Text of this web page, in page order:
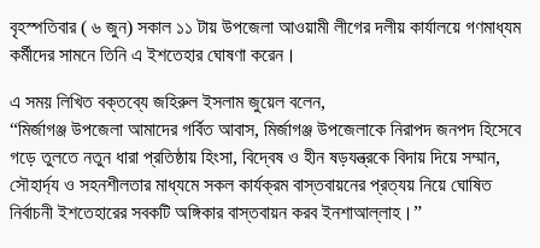
বৃহস্পতিবার ( ৬ জুন) সকাল ১১ টায় উপজেলা আওয়ামী লীগের দলীয় কার্যালয়ে গণমাধ্যম
কর্মীদের সামনে তিনি এ ইশতেহার ঘোষণা করেন।
এ সময় লিখিত বক্তব্যে জহিরুল ইসলাম জুয়েল বলেন,
“মির্জাগঞ্জ উপজেলা আমাদের গর্বিত আবাস, মির্জাগঞ্জ উপজেলাকে নিরাপদ জনপদ হিসেবে
গড়ে তুলতে নতুন ধারা প্রতিষ্ঠায় হিংসা, বিদ্বেষ ও হীন ষড়যন্ত্রকে বিদায় দিয়ে সম্মান,
সৌহার্দ্য ও সহনশীলতার মাধ্যমে সকল কার্যক্রম বাস্তবায়নের প্রত্যয় নিয়ে ঘোষিত
নির্বাচনী ইশতেহারের সবকটি অঙ্গিকার বাস্তবায়ন করব ইনশাআল্লাহ।”